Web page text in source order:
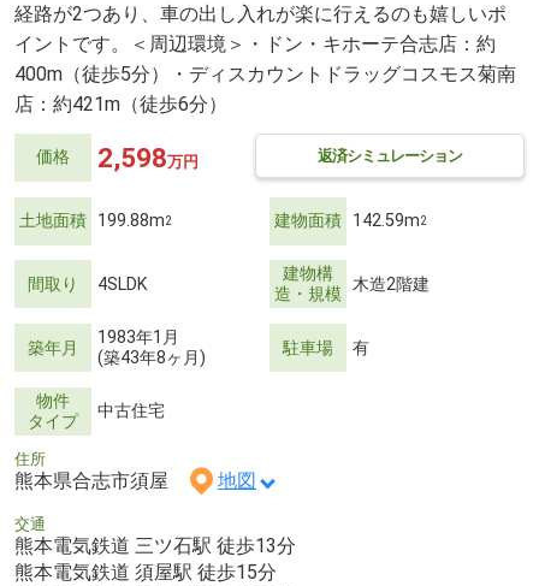
経路が2つあり、車の出し入れが楽に行えるのも嬉しいポ
イントです。＜周辺環境＞・ドン・キホーテ合志店：約
400m（徒歩5分）・ディスカウントドラッグコスモス菊南
店：約421m（徒歩6分）
価格 返済シミュレーション
2,598万円
土地面積 199.88m2 建物面積 142.59m2
間取り 4SLDK
建物構
造・規模 木造2階建
築年月
1983年1月
(築43年8ヶ月)
駐車場 有
物件
タイプ
中古住宅
住所
熊本県合志市須屋 地図
交通
熊本電気鉄道 三ツ石駅 徒歩13分
熊本電気鉄道 須屋駅 徒歩15分